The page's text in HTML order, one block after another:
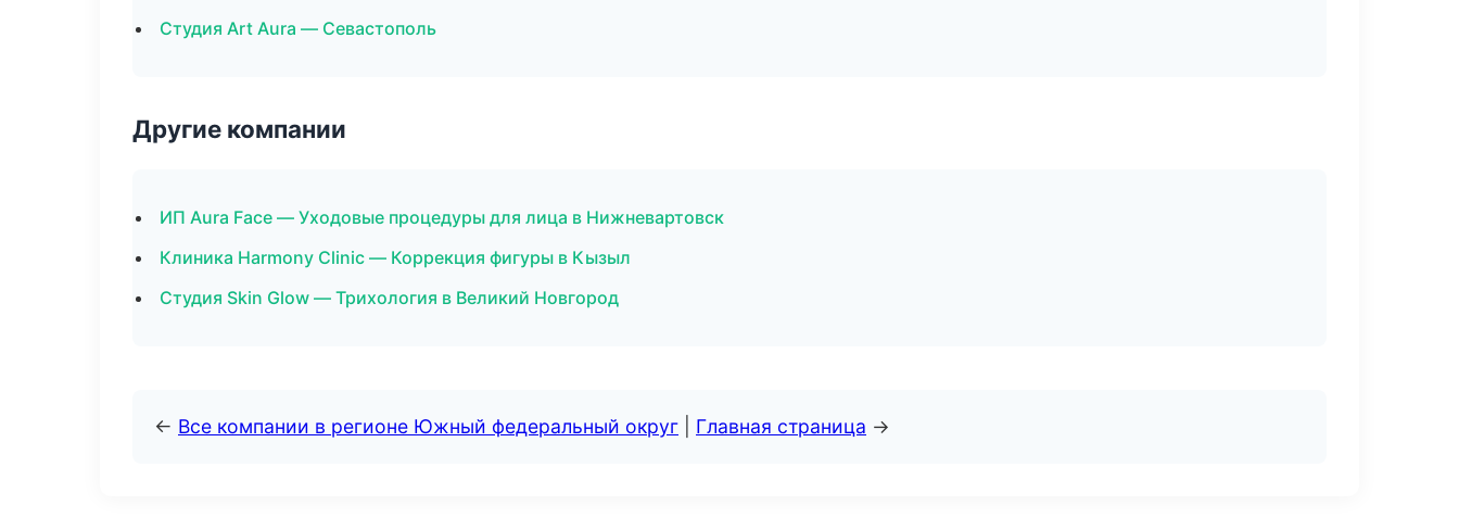
Студия Art Aura — Севастополь
Другие компании
ИП Aura Face — Уходовые процедуры для лица в Нижневартовск
Клиника Harmony Clinic — Коррекция фигуры в Кызыл
Студия Skin Glow — Трихология в Великий Новгород
← Все компании в регионе Южный федеральный округ Главная страница →